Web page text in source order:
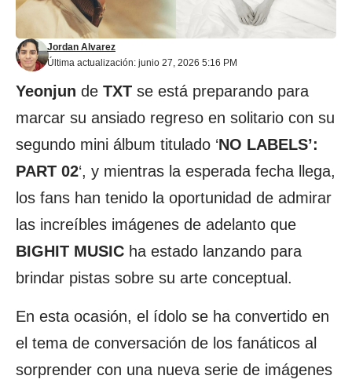
Última actualización: junio 27, 2026 5:16 PM
Jordan Alvarez
Yeonjun de TXT se está preparando para
marcar su ansiado regreso en solitario con su
segundo mini álbum titulado ‘NO LABELS’:
PART 02‘, y mientras la esperada fecha llega,
los fans han tenido la oportunidad de admirar
las increíbles imágenes de adelanto que
BIGHIT MUSIC ha estado lanzando para
brindar pistas sobre su arte conceptual.
En esta ocasión, el ídolo se ha convertido en
el tema de conversación de los fanáticos al
sorprender con una nueva serie de imágenes